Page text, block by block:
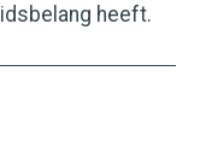
heeft.